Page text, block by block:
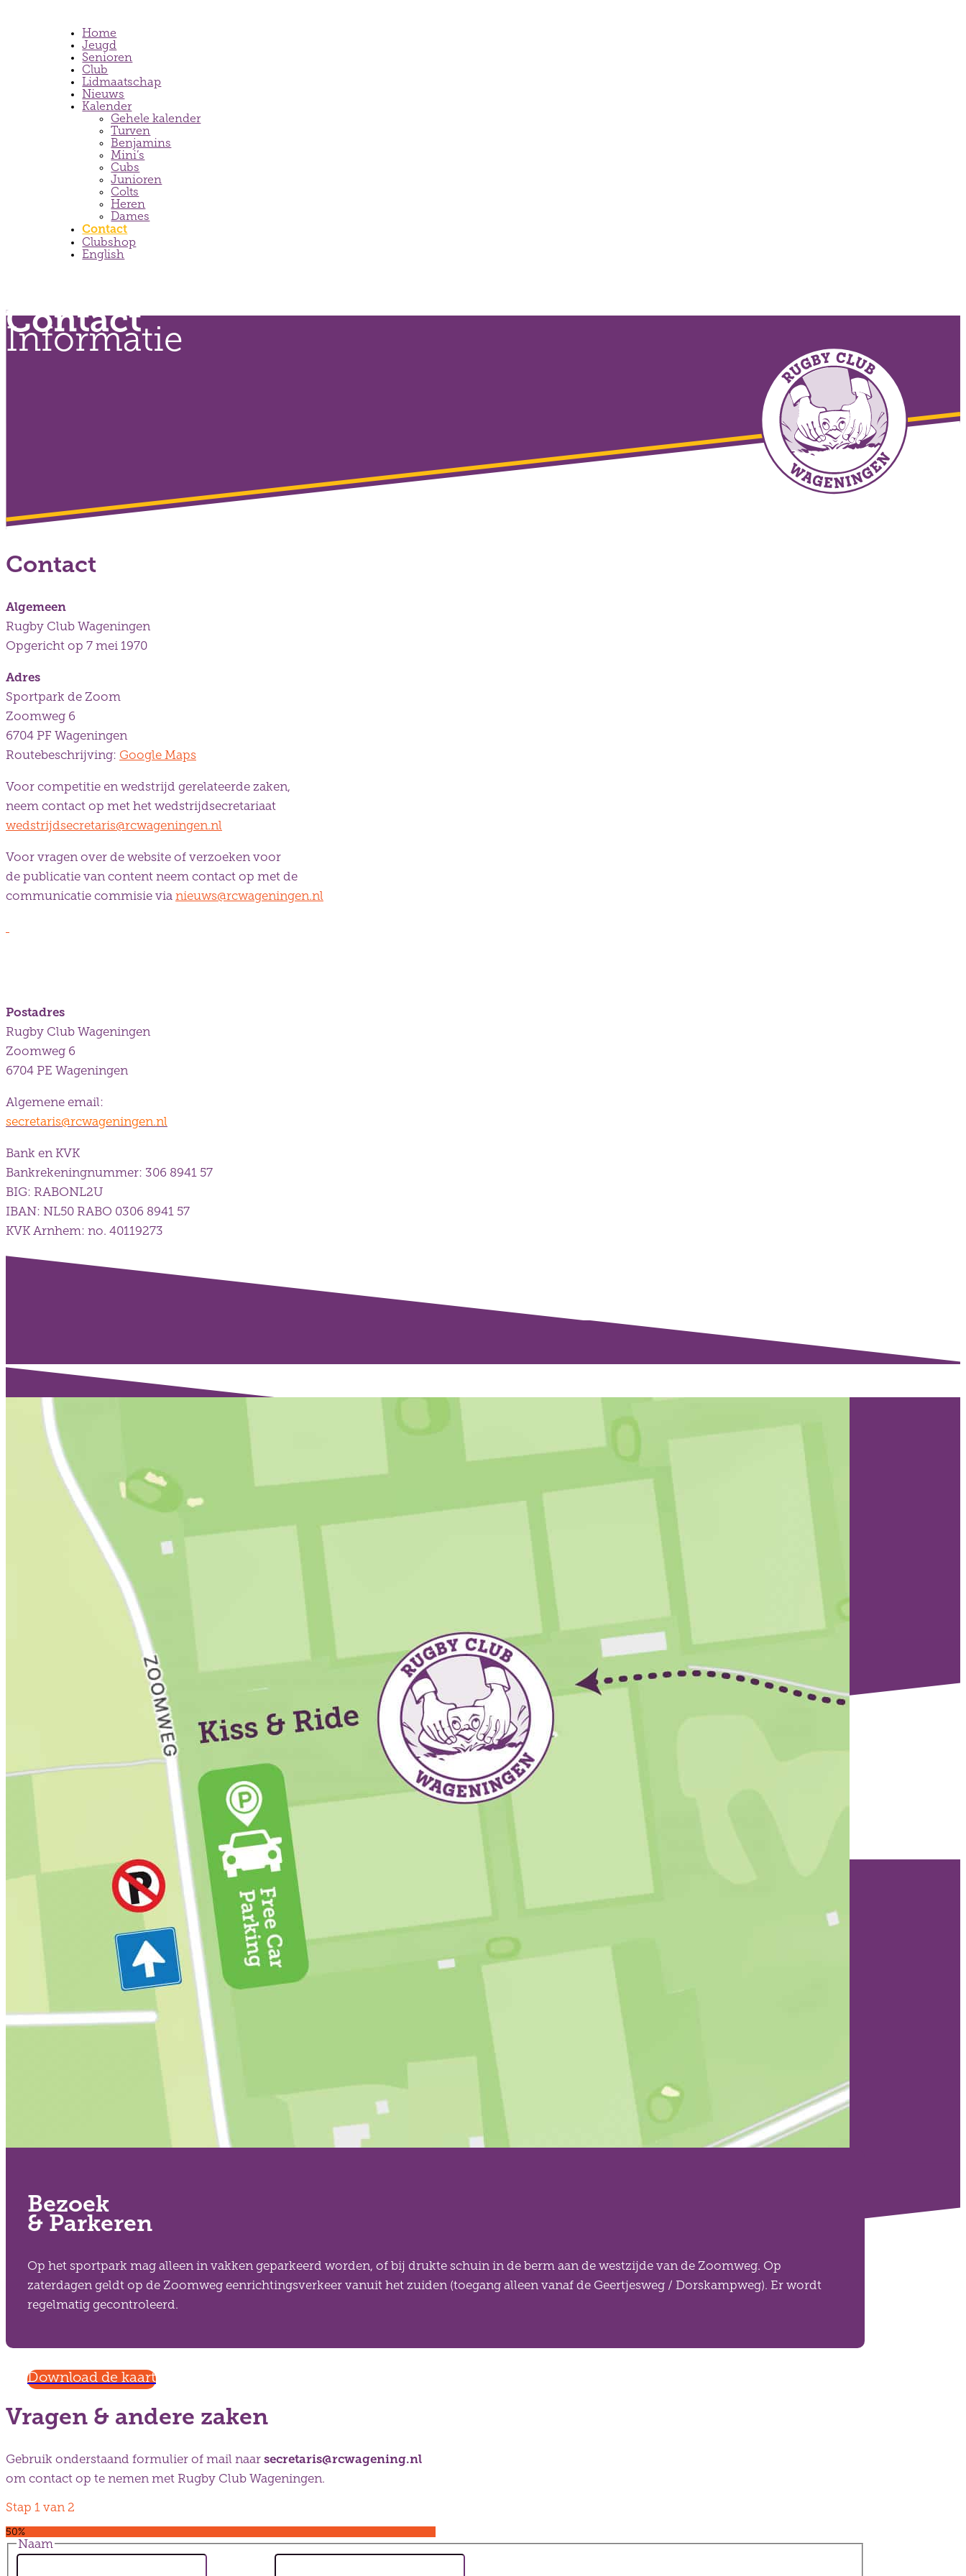
Home
Jeugd
Senioren
Club
Lidmaatschap
Nieuws
Kalender
Gehele kalender
Turven
Benjamins
Mini’s
Cubs
Junioren
Colts
Heren
Dames
Contact
Clubshop
English
Contact
Informatie
Contact
Algemeen
Rugby Club Wageningen
Opgericht op 7 mei 1970
Adres
Sportpark de Zoom
Zoomweg 6
6704 PF Wageningen
Routebeschrijving: Google Maps
Voor competitie en wedstrijd gerelateerde zaken,
neem contact op met het wedstrijdsecretariaat
wedstrijdsecretaris@rcwageningen.nl
Voor vragen over de website of verzoeken voor
de publicatie van content neem contact op met de
communicatie commisie via nieuws@rcwageningen.nl
Postadres
Rugby Club Wageningen
Zoomweg 6
6704 PE Wageningen
Algemene email:
secretaris@rcwageningen.nl
Bank en KVK
Bankrekeningnummer: 306 8941 57
BIG: RABONL2U
IBAN: NL50 RABO 0306 8941 57
KVK Arnhem: no. 40119273
Bezoek
& Parkeren
Op het sportpark mag alleen in vakken geparkeerd worden, of bij drukte schuin in de berm aan de westzijde van de Zoomweg. Op
zaterdagen geldt op de Zoomweg eenrichtingsverkeer vanuit het zuiden (toegang alleen vanaf de Geertjesweg / Dorskampweg). Er wordt
regelmatig gecontroleerd.
Download de kaart
Vragen & andere zaken
Gebruik onderstaand formulier of mail naar secretaris@rcwagening.nl
om contact op te nemen met Rugby Club Wageningen.
Stap 1 van 2
50%
Naam